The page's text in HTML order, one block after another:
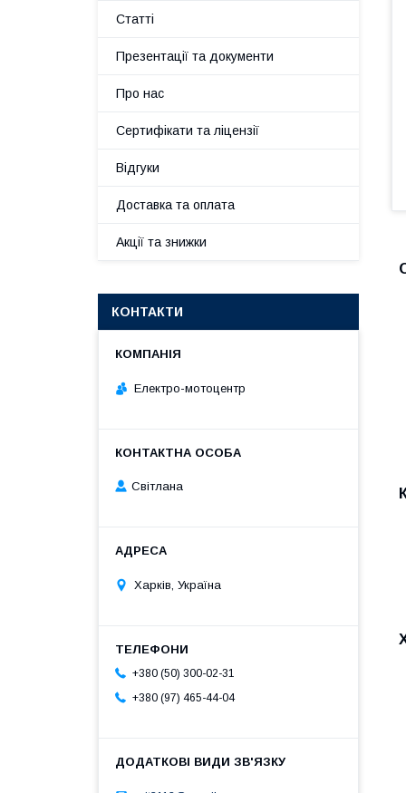
Статті
Презентації та документи
Про нас
Сертифікати та ліцензії
Відгуки
Доставка та оплата
Акції та знижки
КОНТАКТИ
Електро-мотоцентр
Світлана
Харків, Україна
+380 (50) 300-02-31
+380 (97) 465-44-04